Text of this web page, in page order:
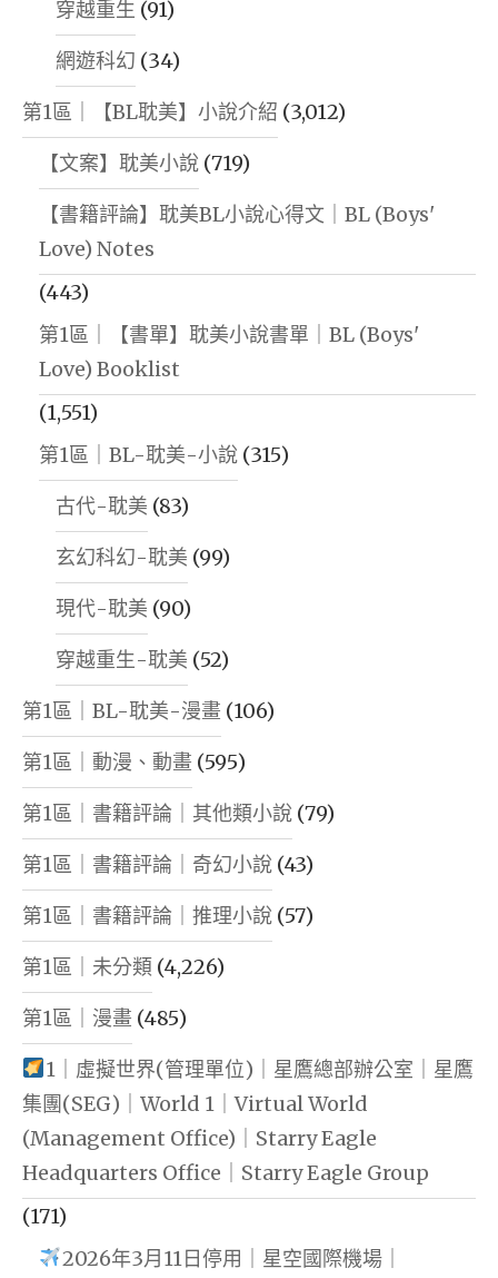
穿越重生 (91)
網遊科幻 (34)
第1區｜【BL耽美】小說介紹 (3,012)
【文案】耽美小說 (719)
【書籍評論】耽美BL小說心得文｜BL (Boys'
Love) Notes
(443)
第1區｜【書單】耽美小說書單｜BL (Boys'
Love) Booklist
(1,551)
第1區｜BL-耽美-小說 (315)
古代-耽美 (83)
玄幻科幻-耽美 (99)
現代-耽美 (90)
穿越重生-耽美 (52)
第1區｜BL-耽美-漫畫 (106)
第1區｜動漫、動畫 (595)
第1區｜書籍評論｜其他類小說 (79)
第1區｜書籍評論｜奇幻小說 (43)
第1區｜書籍評論｜推理小說 (57)
第1區｜未分類 (4,226)
第1區｜漫畫 (485)
1｜虛擬世界(管理單位)｜星鷹總部辦公室｜星鷹
集團(SEG)｜World 1｜Virtual World
(Management Office)｜Starry Eagle
Headquarters Office｜Starry Eagle Group
(171)
2026年3月11日停用｜星空國際機場｜